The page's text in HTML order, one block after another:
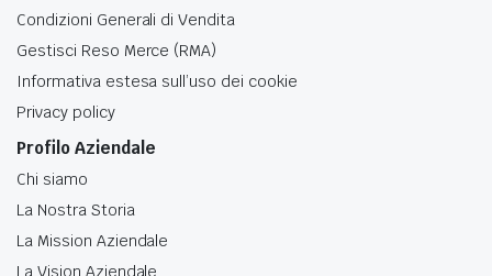
Condizioni Generali di Vendita
Gestisci Reso Merce (RMA)
Informativa estesa sull’uso dei cookie
Privacy policy
Profilo Aziendale
Chi siamo
La Nostra Storia
La Mission Aziendale
La Vision Aziendale